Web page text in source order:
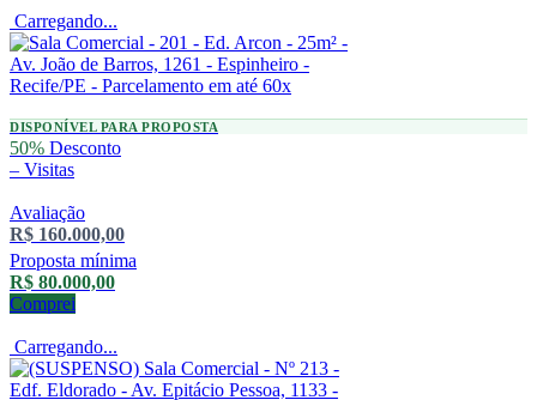
Carregando...
DISPONÍVEL PARA PROPOSTA
50% Desconto
– Visitas
Avaliação
R$ 160.000,00
Proposta mínima
R$ 80.000,00
Comprei
Carregando...